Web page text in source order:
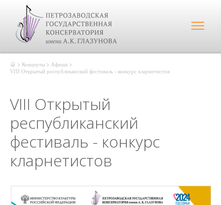
Концерты
Афиша
VIII Открытый республиканский фестиваль - конкурс кларнетистов
VIII Открытый
республиканский
фестиваль - конкурс
кларнетистов